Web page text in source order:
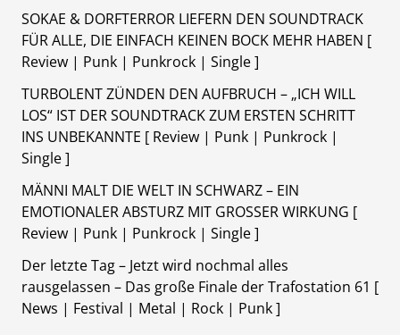
SOKAE & DORFTERROR LIEFERN DEN SOUNDTRACK
FÜR ALLE, DIE EINFACH KEINEN BOCK MEHR HABEN [
Review | Punk | Punkrock | Single ]
TURBOLENT ZÜNDEN DEN AUFBRUCH – „ICH WILL
LOS“ IST DER SOUNDTRACK ZUM ERSTEN SCHRITT
INS UNBEKANNTE [ Review | Punk | Punkrock |
Single ]
MÄNNI MALT DIE WELT IN SCHWARZ – EIN
EMOTIONALER ABSTURZ MIT GROSSER WIRKUNG [
Review | Punk | Punkrock | Single ]
Der letzte Tag – Jetzt wird nochmal alles
rausgelassen – Das große Finale der Trafostation 61 [
News | Festival | Metal | Rock | Punk ]